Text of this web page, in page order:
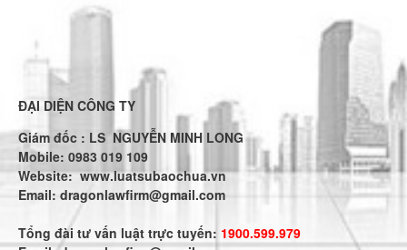
ĐẠI DIỆN CÔNG TY
Giám đốc : LS NGUYỄN MINH LONG
Mobile: 0983 019 109
Website:www.luatsubaochua.vn
Email: dragonlawfirm@gmail.com
Tổng đài tư vấn luật trực tuyến: 1900.599.979